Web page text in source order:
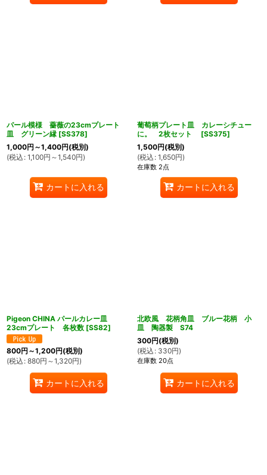
パール模様 薔薇の23cmプレート
皿 グリーン縁 [SS378]
1,000円 ～1,400円(税別)
(税込 : 1,100円 ～1,540円)
カートに入れる
葡萄柄プレート皿 カレーシチュー
に。 2枚セット
[SS375]
1,500円(税別)
(税込 : 1,650円)
在庫数 2点
カートに入れる
Pigeon CHINA パールカレー皿
23cmプレート 各枚数 [SS82]
800円 ～1,200円(税別)
(税込 : 880円 ～1,320円)
カートに入れる
北欧風 花柄角皿 ブルー花柄 小
皿 陶器製 S74
300円(税別)
(税込 : 330円)
在庫数 20点
カートに入れる